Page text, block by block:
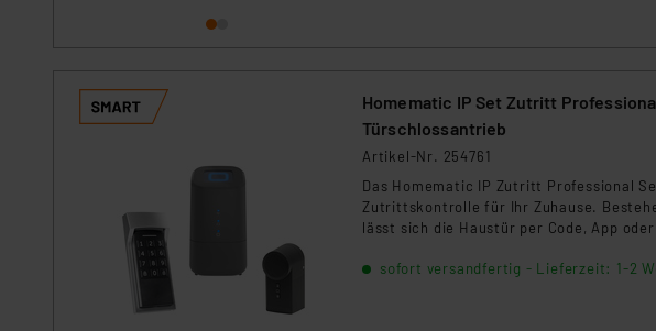
Kommission sowie einer eigenen Beurteilung
Daten, verbundenen Risiken.“
Impressum|Datenschutzerklärung
Homematic IP Set Zutritt
Türschlossantrieb
Artikel-Nr. 254761
Das Homematic IP Zutritt Professional
Zutrittskontrolle für Ihr Zuhause.
lässt sich die Haustür per Code, App
Smart Home.
sofort versandfertig - Lieferzeit: 1-2